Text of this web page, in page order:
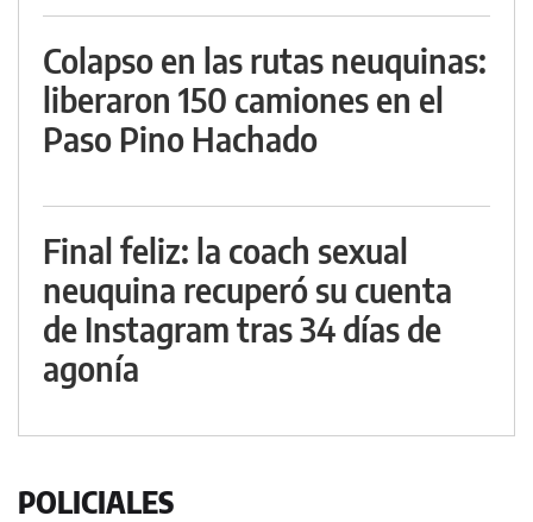
Colapso en las rutas neuquinas:
liberaron 150 camiones en el
Paso Pino Hachado
Final feliz: la coach sexual
neuquina recuperó su cuenta
de Instagram tras 34 días de
agonía
POLICIALES